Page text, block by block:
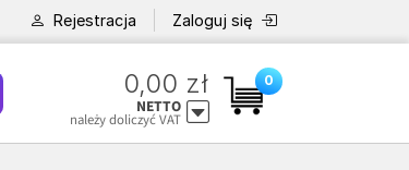
Rejestracja Zaloguj się
0,00 zł
NETTO
należy doliczyć VAT
0